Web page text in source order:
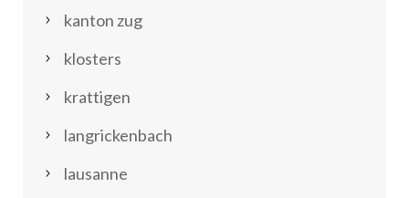
kanton zug
klosters
krattigen
langrickenbach
lausanne